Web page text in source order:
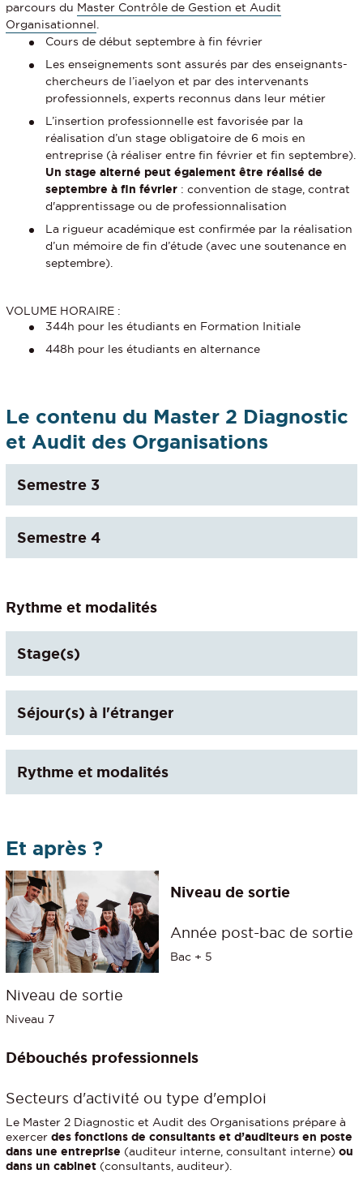
parcours du Master Contrôle de Gestion et Audit
Organisationnel
Cours de début septembre à fin février
Les enseignements sont assurés par des enseignants-
chercheurs de l’iaelyon et par des intervenants
professionnels, experts reconnus dans leur métier
L’insertion professionnelle est favorisée par la
réalisation d’un stage obligatoire de 6 mois en
entreprise (à réaliser entre fin février et fin septembre).
Un stage alterné peut également être réalisé de
septembre à fin février : convention de stage, contrat
d'apprentissage ou de professionnalisation
La rigueur académique est confirmée par la réalisation
d’un mémoire de fin d’étude (avec une soutenance en
septembre).
VOLUME HORAIRE :
344h pour les étudiants en Formation Initiale
448h pour les étudiants en alternance
Le contenu du Master 2 Diagnostic
et Audit des Organisations
Semestre 3
Semestre 4
Rythme et modalités
Stage(s)
Séjour(s) à l'étranger
Rythme et modalités
Et après ?
Niveau de sortie
Année post-bac de sortie
Bac + 5
Niveau de sortie
Niveau 7
Débouchés professionnels
Secteurs d'activité ou type d'emploi
Le Master 2 Diagnostic et Audit des Organisations prépare à
exercer des fonctions de consultants et d’auditeurs en poste
dans une entreprise (auditeur interne, consultant interne) ou
dans un cabinet (consultants, auditeur).